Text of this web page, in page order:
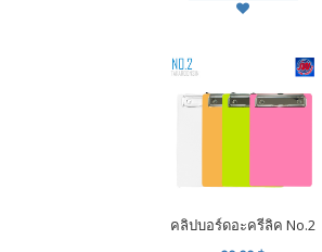
คลิปบอร์ดอะครีลิค No.2